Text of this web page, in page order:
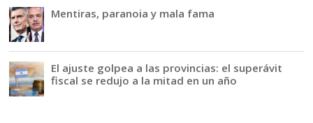
Mentiras, paranoia y mala fama
El ajuste golpea a las provincias: el superávit
fiscal se redujo a la mitad en un año